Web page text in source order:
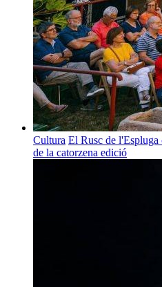
Cultura El Rusc de l'Espluga
de la catorzena edició